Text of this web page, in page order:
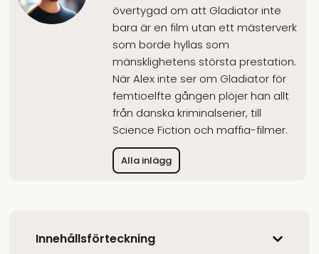
övertygad om att Gladiator inte
bara är en film utan ett mästerverk
som borde hyllas som
mänsklighetens största prestation.
När Alex inte ser om Gladiator för
femtioelfte gången plöjer han allt
från danska kriminalserier, till
Science Fiction och maffia-filmer.
Alla inlägg
Innehållsförteckning